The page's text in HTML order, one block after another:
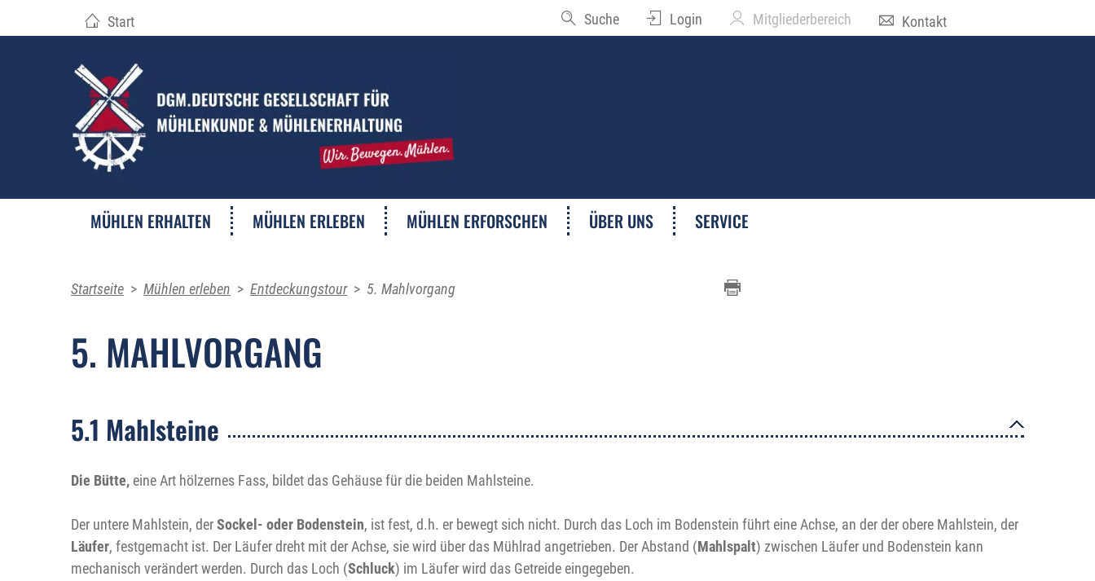
Start Suche Login Mitgliederbereich Kontakt
MÜHLEN ERHALTEN MÜHLEN ERLEBEN MÜHLEN ERFORSCHEN ÜBER UNS SERVICE
Startseite > Mühlen erleben > Entdeckungstour > 5. Mahlvorgang
5. MAHLVORGANG
5.1 Mahlsteine
Die Bütte, eine Art hölzernes Fass, bildet das Gehäuse für die beiden Mahlsteine.
Der untere Mahlstein, derSockel- oder Bodenstein, ist fest, d.h. er bewegt sich nicht. Durch das Loch im Bodenstein führt eine Achse, an der der obere Mahlstein, der
Läufer, festgemacht ist. Der Läufer dreht mit der Achse, sie wird über das Mühlrad angetrieben. Der Abstand (Mahlspalt) zwischen Läufer und Bodenstein kann
mechanisch verändert werden. Durch das Loch (Schluck) im Läufer wird das Getreide eingegeben.